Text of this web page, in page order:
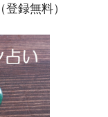
（登録無料）